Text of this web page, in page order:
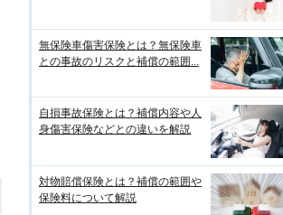
無保険車傷害保険とは？無保険車
との事故のリスクと補償の範囲...
自損事故保険とは？補償内容や人
身傷害保険などとの違いを解説
対物賠償保険とは？補償の範囲や
保険料について解説